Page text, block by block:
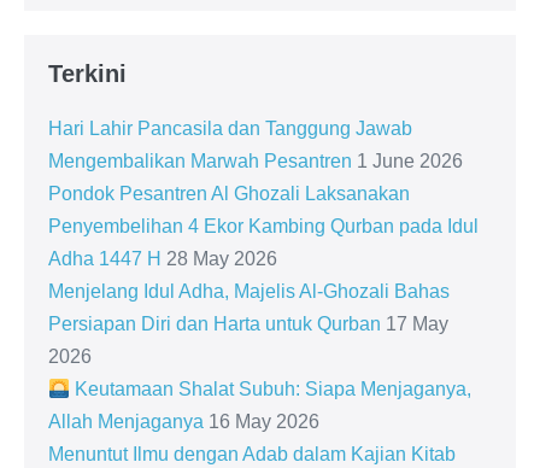
Terkini
Hari Lahir Pancasila dan Tanggung Jawab
Mengembalikan Marwah Pesantren 1 June 2026
Pondok Pesantren Al Ghozali Laksanakan
Penyembelihan 4 Ekor Kambing Qurban pada Idul
Adha 1447 H 28 May 2026
Menjelang Idul Adha, Majelis Al-Ghozali Bahas
Persiapan Diri dan Harta untuk Qurban 17 May
2026
Keutamaan Shalat Subuh: Siapa Menjaganya,
Allah Menjaganya 16 May 2026
Menuntut Ilmu dengan Adab dalam Kajian Kitab